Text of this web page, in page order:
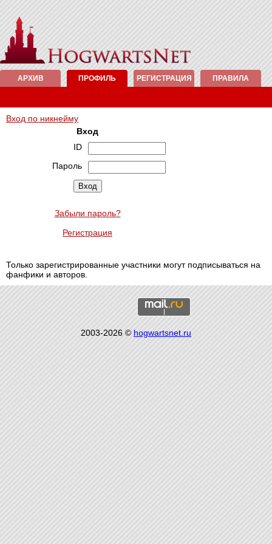
АРХИВ ПРОФИЛЬ РЕГИСТРАЦИЯ ПРАВИЛА
Вход по никнейму
Вход
ID
Пароль
Забыли пароль?
Регистрация
Только зарегистрированные участники могут подписываться на
фанфики и авторов.
2003-2026 ©hogwartsnet.ru